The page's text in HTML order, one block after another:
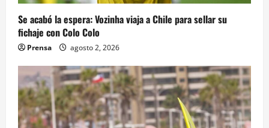
Se acabó la espera: Vozinha viaja a Chile para sellar su
fichaje con Colo Colo
Prensa agosto 2, 2026